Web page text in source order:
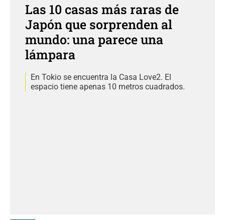
Las 10 casas más raras de
Japón que sorprenden al
mundo: una parece una
lámpara
En Tokio se encuentra la Casa Love2. El
espacio tiene apenas 10 metros cuadrados.